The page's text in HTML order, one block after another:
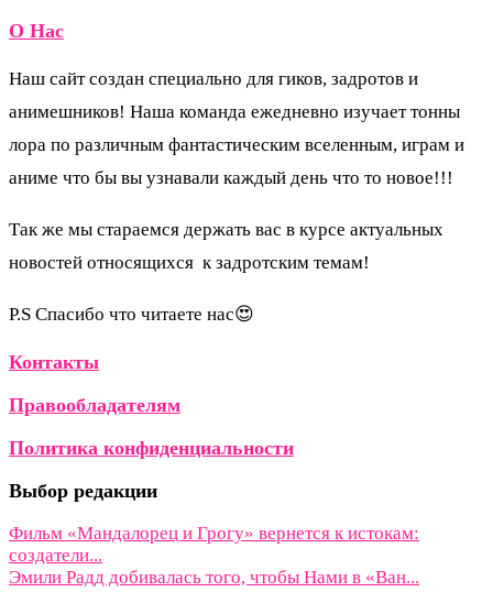
О Нас
Наш сайт создан специально для гиков, задротов и
анимешников! Наша команда ежедневно изучает тонны
лора по различным фантастическим вселенным, играм и
аниме что бы вы узнавали каждый день что то новое!!!
Так же мы стараемся держать вас в курсе актуальных
новостей относящихся к задротским темам!
P.S Спасибо что читаете нас😍
Контакты
Правообладателям
Политика конфиденциальности
Выбор редакции
Фильм «Мандалорец и Грогу» вернется к истокам:
создатели...
Эмили Радд добивалась того, чтобы Нами в «Ван...